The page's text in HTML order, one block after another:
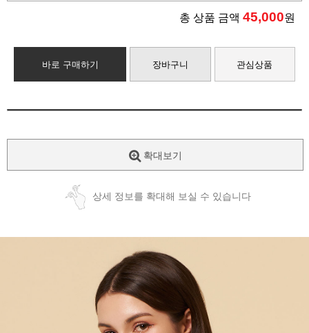
총 상품 금액 45,000원
바로 구매하기 장바구니 관심상품
확대보기
상세 정보를 확대해 보실 수 있습니다